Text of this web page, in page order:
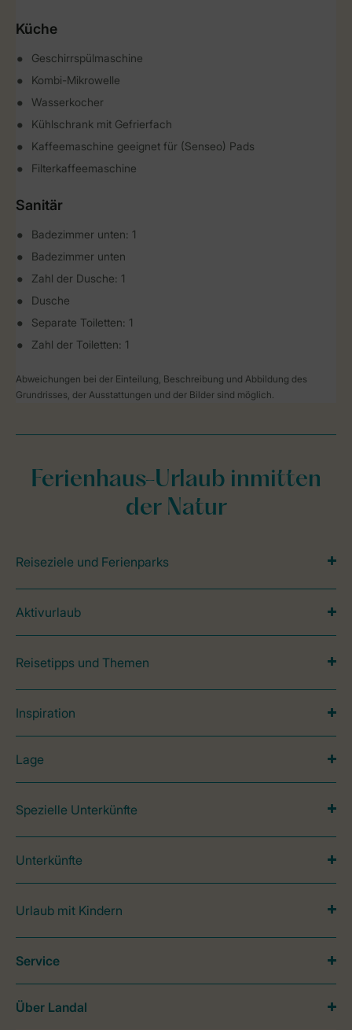
Küche
Geschirrspülmaschine
Kombi-Mikrowelle
Wasserkocher
Kühlschrank mit Gefrierfach
Kaffeemaschine geeignet für (Senseo) Pads
Filterkaffeemaschine
Sanitär
Badezimmer unten: 1
Badezimmer unten
Zahl der Dusche: 1
Dusche
Separate Toiletten: 1
Zahl der Toiletten: 1
Abweichungen bei der Einteilung, Beschreibung und Abbildung des
Grundrisses, der Ausstattungen und der Bilder sind möglich.
Ferienhaus-Urlaub inmitten
der Natur
Reiseziele und Ferienparks
Aktivurlaub
Reisetipps und Themen
Inspiration
Lage
Spezielle Unterkünfte
Unterkünfte
Urlaub mit Kindern
Service
Über Landal